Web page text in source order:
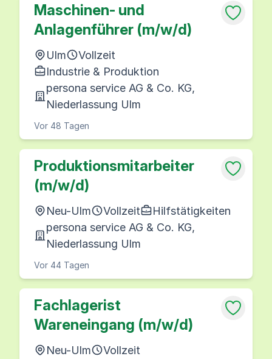
Maschinen- und
Anlagenführer (m/w/d)
Ulm
Vollzeit
Industrie & Produktion
persona service AG & Co. KG,
Niederlassung Ulm
Vor 48 Tagen
Produktionsmitarbeiter
(m/w/d)
Neu-Ulm Vollzeit
Hilfstätigkeiten
persona service AG & Co. KG,
Niederlassung Ulm
Vor 44 Tagen
Fachlagerist
Wareneingang (m/w/d)
Neu-Ulm
Vollzeit